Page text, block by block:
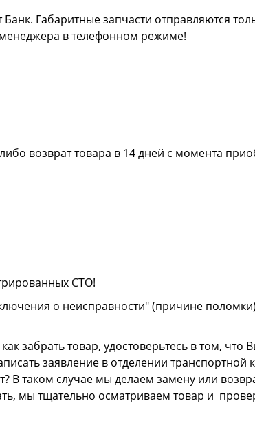
Габаритные запчасти отправляются
менеджера в телефонном режиме!
возврат товара в 14 дней с момента
СТО!
о неисправности" (причине
забрать товар, удостоверьтесь в том, что
заявление в отделении транспортной
В таком случае мы делаем замену или
мы тщательно осматриваем товар и